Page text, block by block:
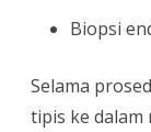
Biopsi
Selama
tipis ke dalam